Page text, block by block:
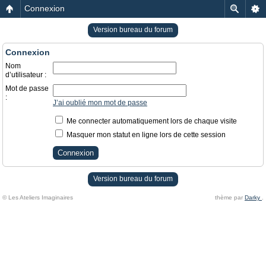
Connexion
Version bureau du forum
Connexion
Nom
d’utilisateur :
Mot de passe
:
J’ai oublié mon mot de passe
Me connecter automatiquement lors de chaque visite
Masquer mon statut en ligne lors de cette session
Version bureau du forum
© Les Ateliers Imaginaires thème par Darky